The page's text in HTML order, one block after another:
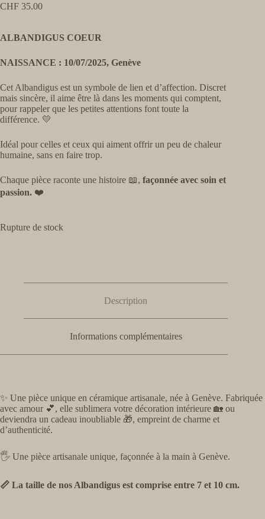
CHF 35.00
ALBANDIGUS COEUR
NAISSANCE : 10/07/2025, Genève
Cet Albandigus est un symbole de lien et d’affection. Discret
mais sincère, il aime être là dans les moments qui comptent,
pour rappeler que les petites attentions font toute la
différence. 💛
Idéal pour celles et ceux qui aiment offrir un peu de chaleur
humaine, sans en faire trop.
Chaque pièce raconte une histoire 📖, façonnée avec soin et
passion. ❤️
Rupture de stock
Description
Informations complémentaires
✨ Une pièce unique en céramique artisanale, née à Genève. Fabriquée
avec amour 💕, elle sublimera votre décoration intérieure 🏡 ou
deviendra un cadeau inoubliable 🎁, empreint de charme et
d’authenticité.
🖐️ Une pièce artisanale unique, façonnée à la main à Genève.
📏 La taille de nos Albandigus est comprise entre 7 et 10 cm.